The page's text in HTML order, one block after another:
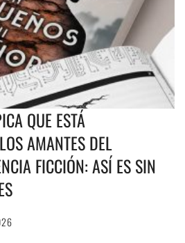
QUE ESTÁ
AMANTES DEL
FICCIÓN: ASÍ ES SIN